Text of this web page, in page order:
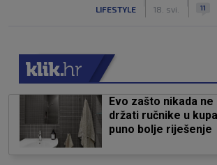
LIFESTYLE 18. svi. 11
Evo zašto nikada
držati ručnike u
puno bolje riješenje